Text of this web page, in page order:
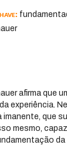
afirma que
experiência.
que
mesmo,